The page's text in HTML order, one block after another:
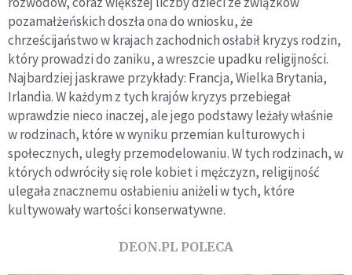
pozamałżeńskich doszła ona do wniosku, że
chrześcijaństwo w krajach zachodnich osłabił kryzys rodzin,
który prowadzi do zaniku, a wreszcie upadku religijności.
Najbardziej jaskrawe przykłady: Francja, Wielka Brytania,
Irlandia. W każdym z tych krajów kryzys przebiegał
wprawdzie nieco inaczej, ale jego podstawy leżały właśnie
w rodzinach, które w wyniku przemian kulturowych i
społecznych, uległy przemodelowaniu. W tych rodzinach, w
których odwróciły się role kobiet i mężczyzn, religijność
ulegała znacznemu osłabieniu aniżeli w tych, które
kultywowały wartości konserwatywne.
DEON.PL POLECA